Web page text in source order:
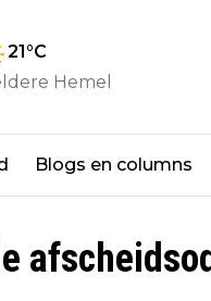
21°C
Hemel
Blogs en columns